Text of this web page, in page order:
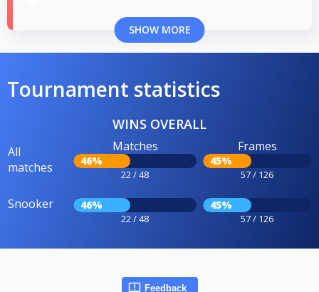
SHOW MORE
Tournament statistics
WINS OVERALL
All
matches
Matches
46%
22 / 48
Frames
45%
57 / 126
Snooker 46%
22 / 48
45%
57 / 126
Feedback